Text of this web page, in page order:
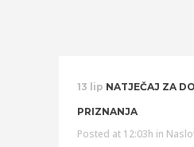
13 lip NATJEČAJ ZA
PRIZNANJA
Posted at 12:03h in